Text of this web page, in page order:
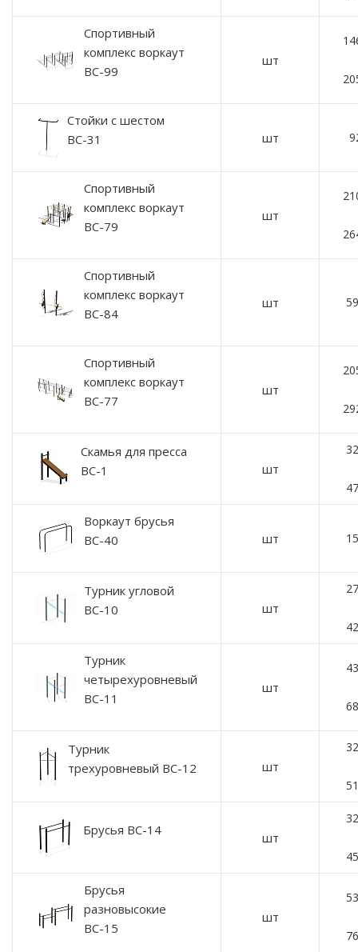
Спортивный
комплекс воркаут
ВС-99
шт
Стойки с шестом
ВС-31
шт
Спортивный
комплекс воркаут
ВС-79
шт
Спортивный
комплекс воркаут
ВС-84
шт
Спортивный
комплекс воркаут
ВС-77
шт
Скамья для пресса
ВС-1
шт
Воркаут брусья
ВС-40
шт
Турник угловой
ВС-10
шт
Турник
четырехуровневый
ВС-11
шт
Турник
трехуровневый ВС-12
шт
Брусья ВС-14 шт
Брусья
разновысокие
ВС-15
шт